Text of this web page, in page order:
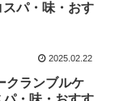
パ・味・おす
2025.02.22
クランブルケ